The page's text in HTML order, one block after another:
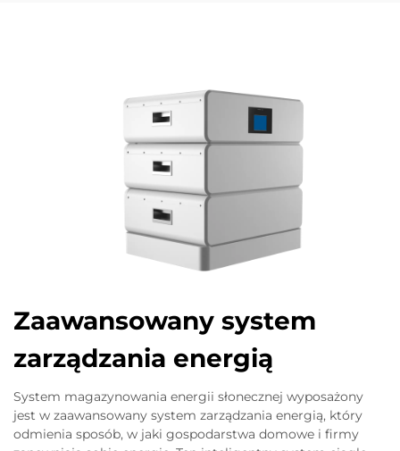
Zaawansowany system
zarządzania energią
System magazynowania energii słonecznej wyposażony
jest w zaawansowany system zarządzania energią, który
odmienia sposób, w jaki gospodarstwa domowe i firmy